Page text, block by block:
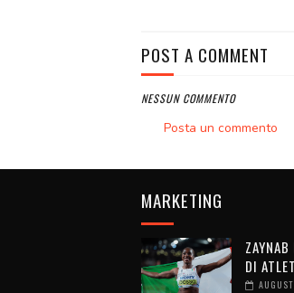
POST A COMMENT
NESSUN COMMENTO
Posta un commento
MARKETING
DI